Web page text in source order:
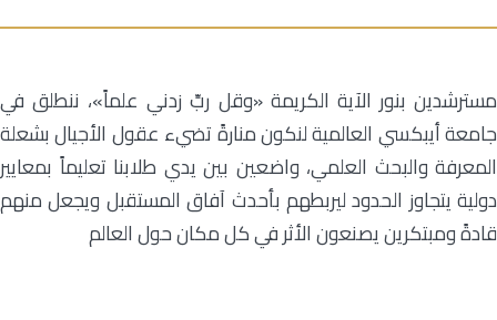
مسترشدين بنور الآية الكريمة «وقل ربِّ زدني علماً»، ننطلق في
جامعة أيبكسي العالمية لنكون منارةً تضيء عقول الأجيال بشعلة
المعرفة والبحث العلمي، واضعين بين يدي طلابنا تعليماً بمعايير
دولية يتجاوز الحدود ليربطهم بأحدث آفاق المستقبل ويجعل منهم
قادةً ومبتكرين يصنعون الأثر في كل مكان حول العالم